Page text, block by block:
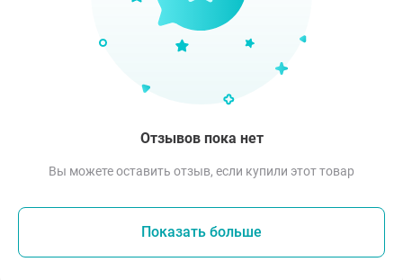
Отзывов пока нет
Вы можете оставить отзыв, если купили этот товар
Показать больше